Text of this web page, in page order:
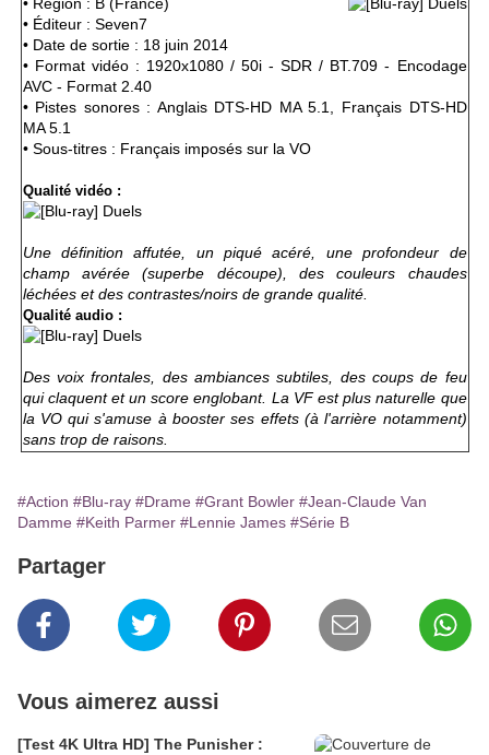
• Éditeur : Seven7
• Date de sortie : 18 juin 2014
• Format vidéo : 1920x1080 / 50i- SDR / BT.709 - Encodage
AVC - Format 2.40
• Pistes sonores : Anglais DTS-HD MA 5.1, Français DTS-HD
MA 5.1
• Sous-titres : Français imposés sur la VO
Qualité vidéo :
Une définition affutée, un piqué acéré, une profondeur de
champ avérée (superbe découpe), des couleurs chaudes
léchées et des contrastes/noirs de grande qualité.
Qualité audio :
Des voix frontales, des ambiances subtiles, des coups de feu
qui claquent et un score englobant. La VF est plus naturelle que
la VO qui s'amuse à booster ses effets (à l'arrière notamment)
sans trop de raisons.
#Action #Blu-ray #Drame #Grant Bowler #Jean-Claude Van
Damme #Keith Parmer #Lennie James #Série B
Partager
Vous aimerez aussi
[Test 4K Ultra HD] The Punisher :